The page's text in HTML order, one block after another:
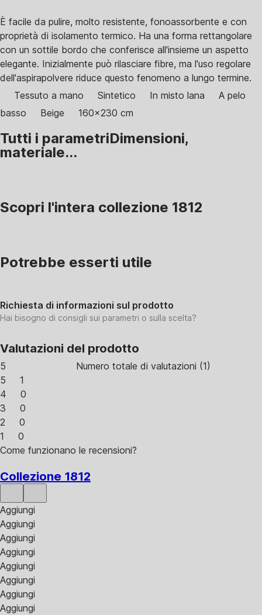
È facile da pulire, molto resistente, fonoassorbente e con
proprietà di isolamento termico. Ha una forma rettangolare
con un sottile bordo che conferisce all'insieme un aspetto
elegante. Inizialmente può rilasciare fibre, ma l'uso regolare
dell'aspirapolvere riduce questo fenomeno a lungo termine.
Tessuto a mano
Sintetico In misto lana
A pelo
basso
Beige 160x230 cm
Tutti i parametriDimensioni,
materiale...
Scopri l'intera collezione 1812
Potrebbe esserti utile
Richiesta di informazioni sul prodotto
Hai bisogno di consigli sui parametri o sulla scelta?
Valutazioni del prodotto
5 Numero totale di valutazioni (1)
5
1
4
0
3
0
2
0
1
0
Come funzionano le recensioni?
Collezione 1812
Aggiungi
Aggiungi
Aggiungi
Aggiungi
Aggiungi
Aggiungi
Aggiungi
Aggiungi